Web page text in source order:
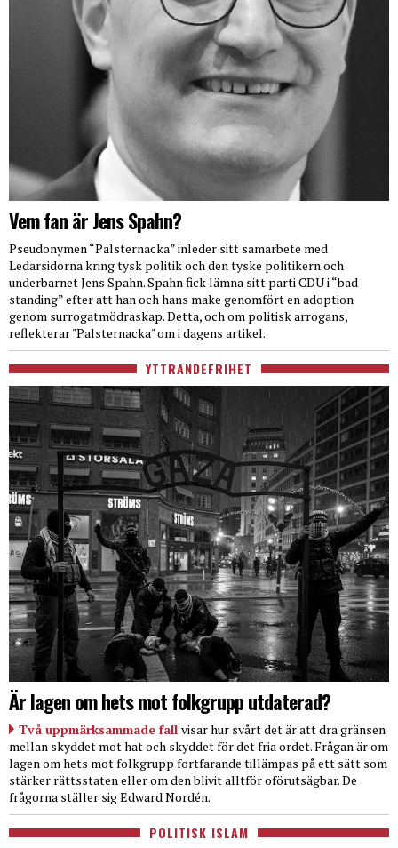
Vem fan är Jens Spahn?
Pseudonymen “Palsternacka” inleder sitt samarbete med
Ledarsidorna kring tysk politik och den tyske politikern och
underbarnet Jens Spahn. Spahn fick lämna sitt parti CDU i “bad
standing” efter att han och hans make genomfört en adoption
genom surrogatmödraskap. Detta, och om politisk arrogans,
reflekterar "Palsternacka" om i dagens artikel.
YTTRANDEFRIHET
Är lagen om hets mot folkgrupp utdaterad?
Två uppmärksammade fall visar hur svårt det är att dra gränsen
mellan skyddet mot hat och skyddet för det fria ordet. Frågan är om
lagen om hets mot folkgrupp fortfarande tillämpas på ett sätt som
stärker rättsstaten eller om den blivit alltför oförutsägbar. De
frågorna ställer sig Edward Nordén.
POLITISK ISLAM